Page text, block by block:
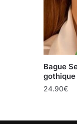
Bague
gothique
24.90€